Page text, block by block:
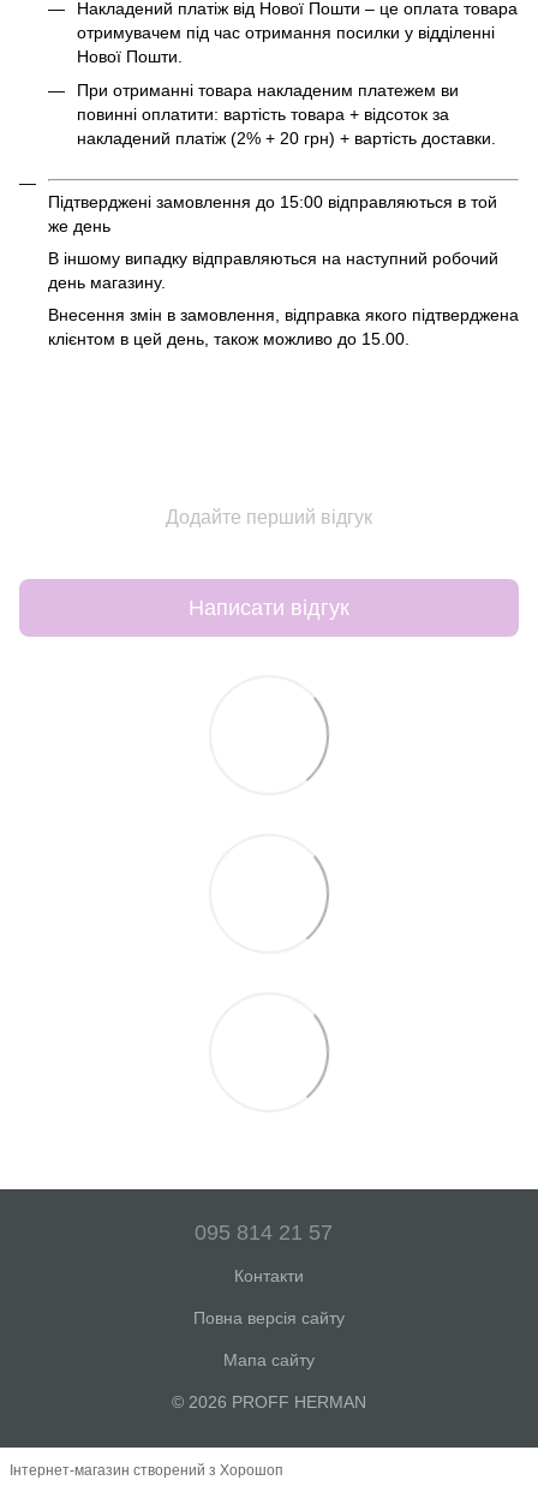
Накладений платіж від Нової Пошти – це оплата товара
отримувачем під час отримання посилки у відділенні
Нової Пошти.
При отриманні товара накладеним платежем ви
повинні оплатити: вартість товара + відсоток за
накладений платіж (2% + 20 грн) + вартість доставки.
Підтверджені замовлення до 15:00 відправляються в той
же день
В іншому випадку відправляються на наступний робочий
день магазину.
Внесення змін в замовлення, відправка якого підтверджена
клієнтом в цей день, також можливо до 15.00.
Додайте перший відгук
Написати відгук
095 814 21 57
Контакти
Повна версія сайту
Мапа сайту
© 2026 PROFF HERMAN
Інтернет-магазин створений з Хорошоп